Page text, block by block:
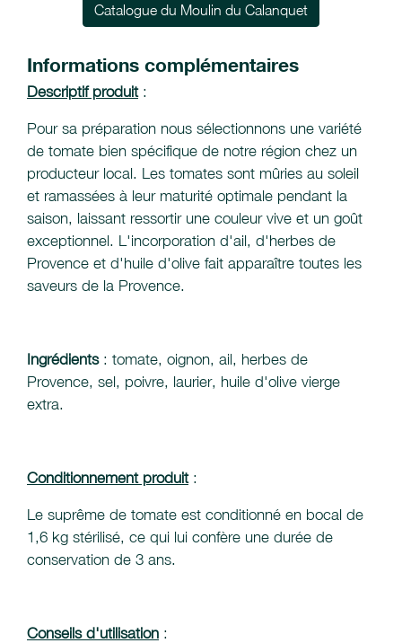
Catalogue du Moulin du Calanquet
Informations complémentaires
Descriptif produit:
Pour sa préparation nous sélectionnons une variété
de tomate bien spécifique de notre région chez un
producteur local. Les tomates sont mûries au soleil
et ramassées à leur maturité optimale pendant la
saison, laissant ressortir une couleur vive et un goût
exceptionnel. L'incorporation d'ail, d'herbes de
Provence et d'huile d'olive fait apparaître toutes les
saveurs de la Provence.
Ingrédients: tomate, oignon, ail, herbes de
Provence, sel, poivre, laurier, huile d'olive vierge
extra.
Conditionnement produit:
Le suprême de tomate est conditionné en bocal de
1,6 kg stérilisé, ce qui lui confère une durée de
conservation de 3 ans.
Conseils d'utilisation :